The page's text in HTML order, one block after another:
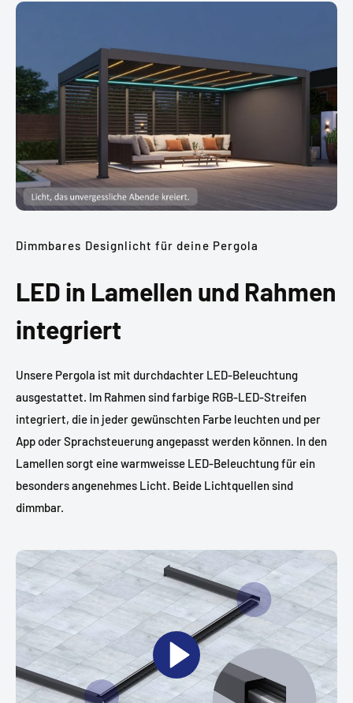
Dimmbares Designlicht für deine Pergola
LED in Lamellen und Rahmen
integriert
Unsere Pergola ist mit durchdachter LED-Beleuchtung
ausgestattet. Im Rahmen sind farbige RGB-LED-Streifen
integriert, die in jeder gewünschten Farbe leuchten und per
App oder Sprachsteuerung angepasst werden können. In den
Lamellen sorgt eine warmweisse LED-Beleuchtung für ein
besonders angenehmes Licht. Beide Lichtquellen sind
dimmbar.